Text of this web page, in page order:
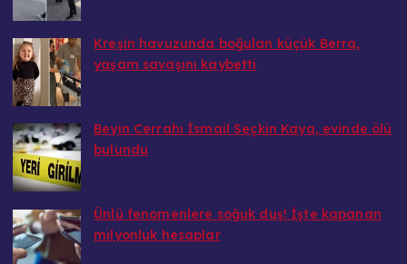
Kreşin havuzunda boğulan küçük Berra,
yaşam savaşını kaybetti
Beyin Cerrahı İsmail Seçkin Kaya, evinde ölü
bulundu
Ünlü fenomenlere soğuk duş! İşte kapanan
milyonluk hesaplar